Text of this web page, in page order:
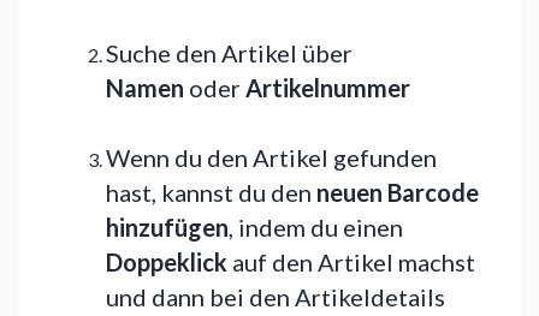
Suche den Artikel über
Namen oderArtikelnummer
Wenn du den Artikel gefunden
hast, kannst du den neuen Barcode
hinzufügen, indem du einen
Doppeklick auf den Artikel machst
und dann bei den Artikeldetails